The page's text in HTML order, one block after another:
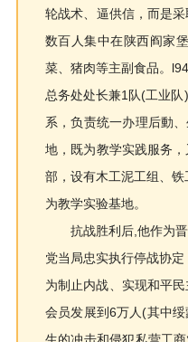
轮战术、逼供信，而是
数百人集中在陕西阎家
菜、猪肉等主副食品。
总务处处长兼1队(工业
系，负责统一办理后動
地，既为教学实践服务
部，设有木工泥工组、
为教学实验基地。
抗战胜利后,他作为晋
党当局忠实执行停战协
为制止内战、实现和平
会员发展到6万人(其中